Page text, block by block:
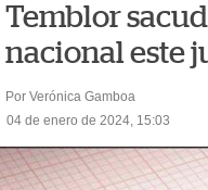
Temblor
nacional este
Por Verónica Gamboa
04 de enero de 2024, 15:03